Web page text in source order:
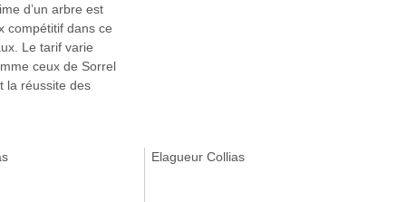
d’un arbre est
compétitif dans ce
Le tarif varie
ceux de Sorrel
la réussite des
Elagueur Collias